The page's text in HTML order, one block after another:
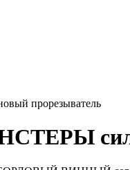
прорезыватель